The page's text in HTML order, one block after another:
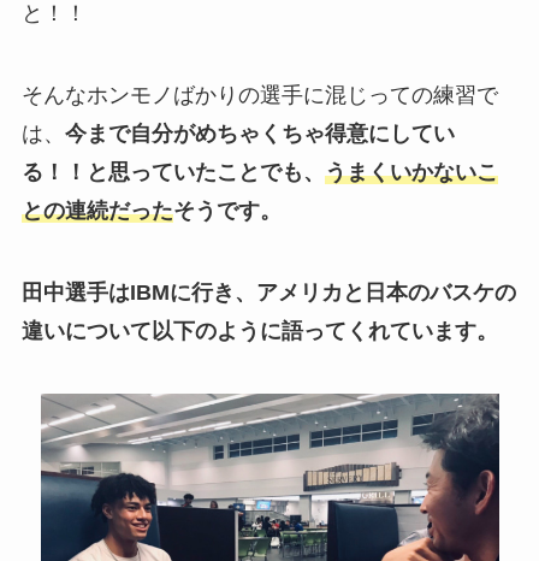
と！！
そんなホンモノばかりの選手に混じっての練習で
は、 今まで自分がめちゃくちゃ得意にしてい
る！！と思っていたことでも、 うまくいかないこ
との連続だったそうです。
田中選手はIBMに行き、アメリカと日本のバスケの
違いについて以下のように語ってくれています。